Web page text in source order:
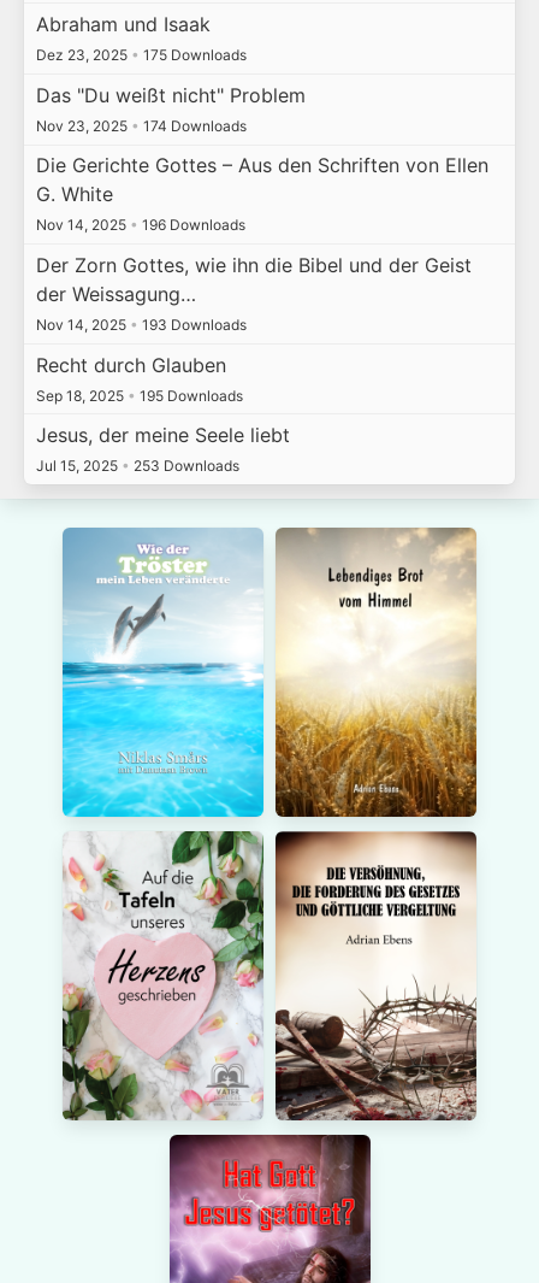
Abraham und Isaak
Dez 23, 2025 • 175 Downloads
Das "Du weißt nicht" Problem
Nov 23, 2025 • 174 Downloads
Die Gerichte Gottes – Aus den Schriften von Ellen
G. White
Nov 14, 2025 • 196 Downloads
Der Zorn Gottes, wie ihn die Bibel und der Geist
der Weissagung…
Nov 14, 2025 • 193 Downloads
Recht durch Glauben
Sep 18, 2025 • 195 Downloads
Jesus, der meine Seele liebt
Jul 15, 2025 • 253 Downloads